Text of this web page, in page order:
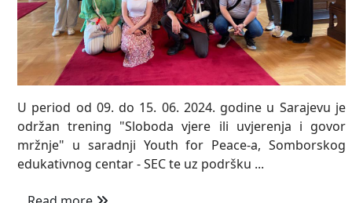
U period od 09. do 15. 06. 2024. godine u Sarajevu je
održan trening "Sloboda vjere ili uvjerenja i govor
mržnje" u saradnji Youth for Peace-a, Somborskog
edukativnog centar - SEC te uz podršku ...